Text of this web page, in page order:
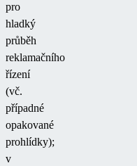
pro
hladký
průběh
reklamačního
řízení
(vč.
případné
opakované
prohlídky);
v